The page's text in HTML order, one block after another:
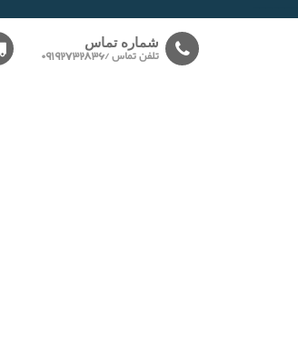
شماره تماس
تلفن تماس /09192732836